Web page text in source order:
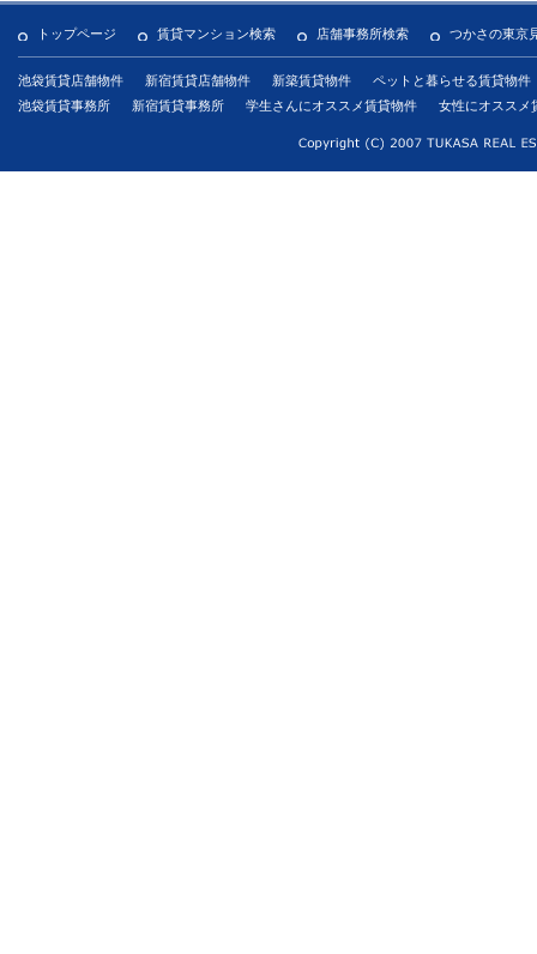
トップページ 賃貸マンション検索 店舗事務所検索 つかさの東京
池袋賃貸店舗物件 新宿賃貸店舗物件 新築賃貸物件
ペットと暮らせる賃貸物件
池袋賃貸事務所
新宿賃貸事務所 学生さんにオススメ賃貸物件 女性にオススメ